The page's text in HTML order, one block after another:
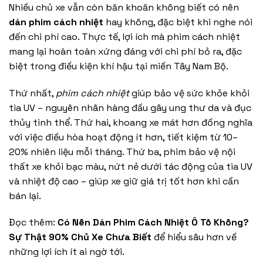
Nhiều chủ xe vẫn còn băn khoăn không biết có nên
dán phim cách nhiệt hay không, đặc biệt khi nghe nói
đến chi phí cao. Thực tế, lợi ích mà phim cách nhiệt
mang lại hoàn toàn xứng đáng với chi phí bỏ ra, đặc
biệt trong điều kiện khí hậu tại miền Tây Nam Bộ.
Thứ nhất, phim cách nhiệtgiúp bảo vệ sức khỏe khỏi
tia UV – nguyên nhân hàng đầu gây ung thư da và đục
thủy tinh thể. Thứ hai, khoang xe mát hơn đồng nghĩa
với việc điều hòa hoạt động ít hơn, tiết kiệm từ 10–
20% nhiên liệu mỗi tháng. Thứ ba, phim bảo vệ nội
thất xe khỏi bạc màu, nứt nẻ dưới tác động của tia UV
và nhiệt độ cao – giúp xe giữ giá trị tốt hơn khi cần
bán lại.
Đọc thêm: Có Nên Dán Phim Cách Nhiệt Ô Tô Không?
Sự Thật 90% Chủ Xe Chưa Biết để hiểu sâu hơn về
những lợi ích ít ai ngờ tới.